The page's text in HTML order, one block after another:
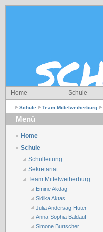
Home Schule
Schule Team Mittelweiherburg
Menü
Home
Schule
Schulleitung
Sekretariat
Team Mittelweiherburg
Emine Akdag
Sidika Aktas
Julia Andersag-Huter
Anna-Sophia Baldauf
Simone Burtscher